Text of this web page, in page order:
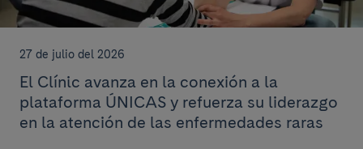
27 de julio del 2026
El Clínic avanza en la conexión a la
plataforma ÚNICAS y refuerza su liderazgo
en la atención de las enfermedades raras